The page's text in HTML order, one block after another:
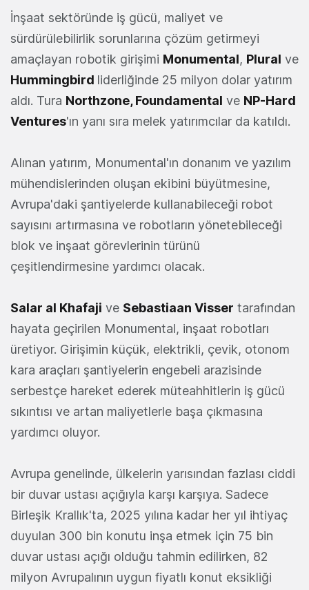
İnşaat sektöründe iş gücü, maliyet ve
sürdürülebilirlik sorunlarına çözüm getirmeyi
amaçlayan robotik girişimi Monumental, Plural ve
Hummingbird liderliğinde 25 milyon dolar yatırım
aldı. Tura Northzone, Foundamental ve NP-Hard
Ventures'ın yanı sıra melek yatırımcılar da katıldı.
Alınan yatırım, Monumental'ın donanım ve yazılım
mühendislerinden oluşan ekibini büyütmesine,
Avrupa'daki şantiyelerde kullanabileceği robot
sayısını artırmasına ve robotların yönetebileceği
blok ve inşaat görevlerinin türünü
çeşitlendirmesine yardımcı olacak.
Salar al Khafaji ve Sebastiaan Visser tarafından
hayata geçirilen Monumental, inşaat robotları
üretiyor. Girişimin küçük, elektrikli, çevik, otonom
kara araçları şantiyelerin engebeli arazisinde
serbestçe hareket ederek müteahhitlerin iş gücü
sıkıntısı ve artan maliyetlerle başa çıkmasına
yardımcı oluyor.
Avrupa genelinde, ülkelerin yarısından fazlası ciddi
bir duvar ustası açığıyla karşı karşıya. Sadece
Birleşik Krallık'ta, 2025 yılına kadar her yıl ihtiyaç
duyulan 300 bin konutu inşa etmek için 75 bin
duvar ustası açığı olduğu tahmin edilirken, 82
milyon Avrupalının uygun fiyatlı konut eksikliği